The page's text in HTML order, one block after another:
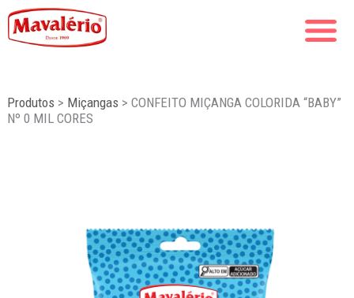
Produtos > Miçangas > CONFEITO MIÇANGA COLORIDA “BABY”
Nº 0 MIL CORES